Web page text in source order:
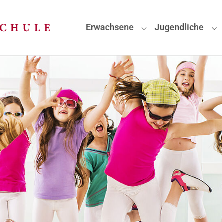
Erwachsene
Submenu for
Jugendliche